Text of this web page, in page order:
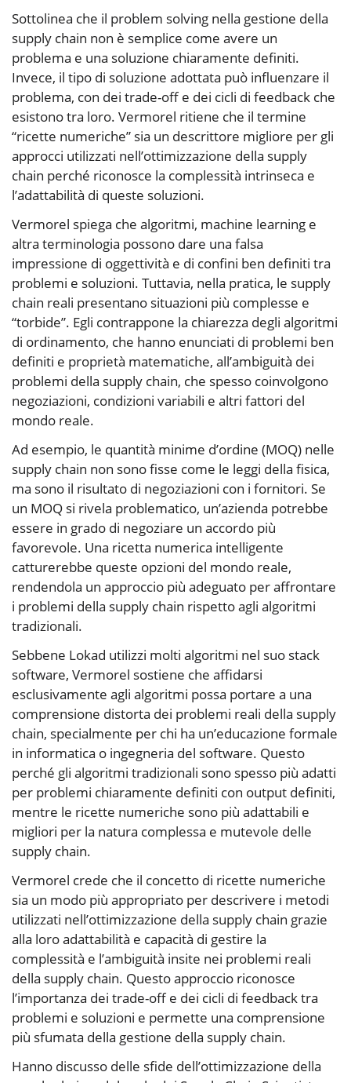
Sottolinea che il problem solving nella gestione della
supply chain non è semplice come avere un
problema e una soluzione chiaramente definiti.
Invece, il tipo di soluzione adottata può influenzare il
problema, con dei trade-off e dei cicli di feedback che
esistono tra loro. Vermorel ritiene che il termine
“ricette numeriche” sia un descrittore migliore per gli
approcci utilizzati nell’ottimizzazione della supply
chain perché riconosce la complessità intrinseca e
l’adattabilità di queste soluzioni.
Vermorel spiega che algoritmi, machine learning e
altra terminologia possono dare una falsa
impressione di oggettività e di confini ben definiti tra
problemi e soluzioni. Tuttavia, nella pratica, le supply
chain reali presentano situazioni più complesse e
“torbide”. Egli contrappone la chiarezza degli algoritmi
di ordinamento, che hanno enunciati di problemi ben
definiti e proprietà matematiche, all’ambiguità dei
problemi della supply chain, che spesso coinvolgono
negoziazioni, condizioni variabili e altri fattori del
mondo reale.
Ad esempio, le quantità minime d’ordine (MOQ) nelle
supply chain non sono fisse come le leggi della fisica,
ma sono il risultato di negoziazioni con i fornitori. Se
un MOQ si rivela problematico, un’azienda potrebbe
essere in grado di negoziare un accordo più
favorevole. Una ricetta numerica intelligente
catturerebbe queste opzioni del mondo reale,
rendendola un approccio più adeguato per affrontare
i problemi della supply chain rispetto agli algoritmi
tradizionali.
Sebbene Lokad utilizzi molti algoritmi nel suo stack
software, Vermorel sostiene che affidarsi
esclusivamente agli algoritmi possa portare a una
comprensione distorta dei problemi reali della supply
chain, specialmente per chi ha un’educazione formale
in informatica o ingegneria del software. Questo
perché gli algoritmi tradizionali sono spesso più adatti
per problemi chiaramente definiti con output definiti,
mentre le ricette numeriche sono più adattabili e
migliori per la natura complessa e mutevole delle
supply chain.
Vermorel crede che il concetto di ricette numeriche
sia un modo più appropriato per descrivere i metodi
utilizzati nell’ottimizzazione della supply chain grazie
alla loro adattabilità e capacità di gestire la
complessità e l’ambiguità insite nei problemi reali
della supply chain. Questo approccio riconosce
l’importanza dei trade-off e dei cicli di feedback tra
problemi e soluzioni e permette una comprensione
più sfumata della gestione della supply chain.
Hanno discusso delle sfide dell’ottimizzazione della